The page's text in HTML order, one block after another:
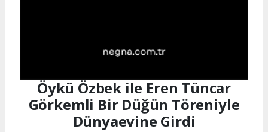
Öykü Özbek ile Eren Tüncar
Görkemli Bir Düğün Töreniyle
Dünyaevine Girdi